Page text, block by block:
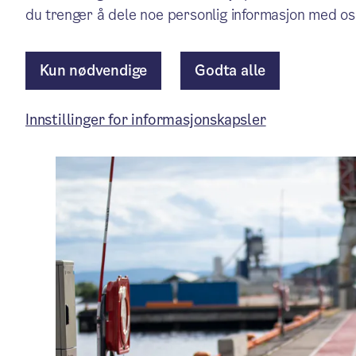
Artikkelen er mer enn ett år gammel.
du trenger å dele noe personlig informasjon med
Kun nødvendige Godta alle
Innstillinger for informasjonskapsler